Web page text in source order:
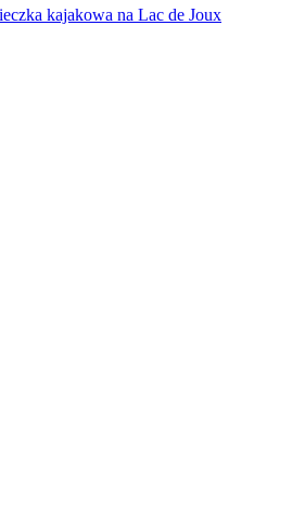
kajakowa na Lac de Joux